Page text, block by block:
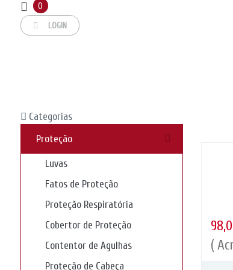
Usamos cookies no nosso site para melhorar o
Ler política de privacidade
Aceitar
0
LOGIN
Categorias
Proteção
Luvas
Fatos de Proteção
Proteção Respiratória
Cobertor de Proteção
Contentor de Agulhas
Proteção de Cabeça
(